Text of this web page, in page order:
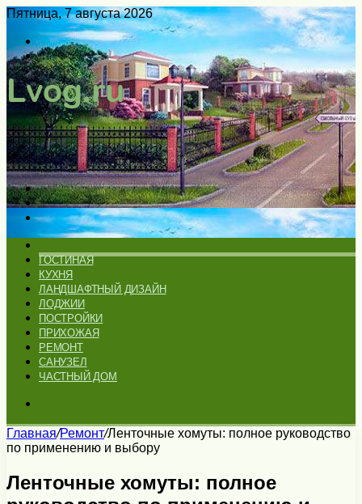
Пятница, 7 августа 2026
Войти
Switch
skin
Меню
Искать
Switch
skin
ГОСТИНАЯ
КУХНЯ
ЛАНДШАФТНЫЙ ДИЗАЙН
ЛОДЖИИ
ПОСТРОЙКИ
ПРИХОЖАЯ
РЕМОНТ
САНУЗЕЛ
ЧАСТНЫЙ ДОМ
Главная/Ремонт/Ленточные хомуты: полное руководство
по применению и выбору
Ленточные хомуты: полное